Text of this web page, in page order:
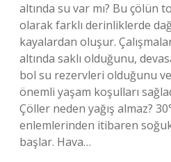
altında su var mı? Bu çölün
olarak farklı derinliklerde
kayalardan oluşur.
altında saklı olduğunu,
bol su rezervleri olduğunu
önemli yaşam koşulları
Çöller neden yağış almaz?
enlemlerinden itibaren
başlar. Hava…